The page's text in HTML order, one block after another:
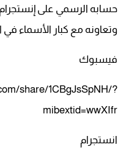
حسابه الرسمي على
وتعاونه مع كبار الأسماء في
فيسبوك
share/1CBgJsSpNH/?
mibextid=wwXIfr
انستجرام